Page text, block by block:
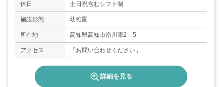
休日 土日祝含むシフト制
施設形態 幼稚園
所在地 高知県高知市南川添2－5
アクセス 「お問い合わせください」
詳細を見る